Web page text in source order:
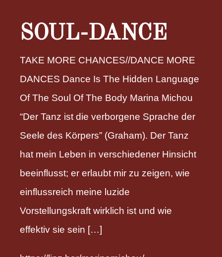
SOUL-DANCE
TAKE MORE CHANCES//DANCE MORE
DANCES Dance Is The Hidden Language
Of The Soul Of The Body Marina Michou
“Der Tanz ist die verborgene Sprache der
Seele des Körpers” (Graham). Der Tanz
hat mein Leben in verschiedener Hinsicht
beeinflusst; er erlaubt mir zu zeigen, wie
einflussreich meine luzide
Vorstellungskraft wirklich ist und wie
effektiv sie sein […]